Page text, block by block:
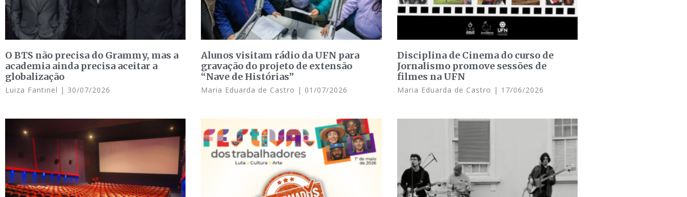
O BTS não precisa do Grammy, mas a
academia ainda precisa aceitar a
globalização
Luiza Fantinel 30/07/2026
Alunos visitam rádio da UFN para
gravação do projeto de extensão
“Nave de Histórias”
Maria Eduarda de Castro 01/07/2026
Disciplina de Cinema do curso de
Jornalismo promove sessões de
filmes na UFN
Maria Eduarda de Castro 17/06/2026